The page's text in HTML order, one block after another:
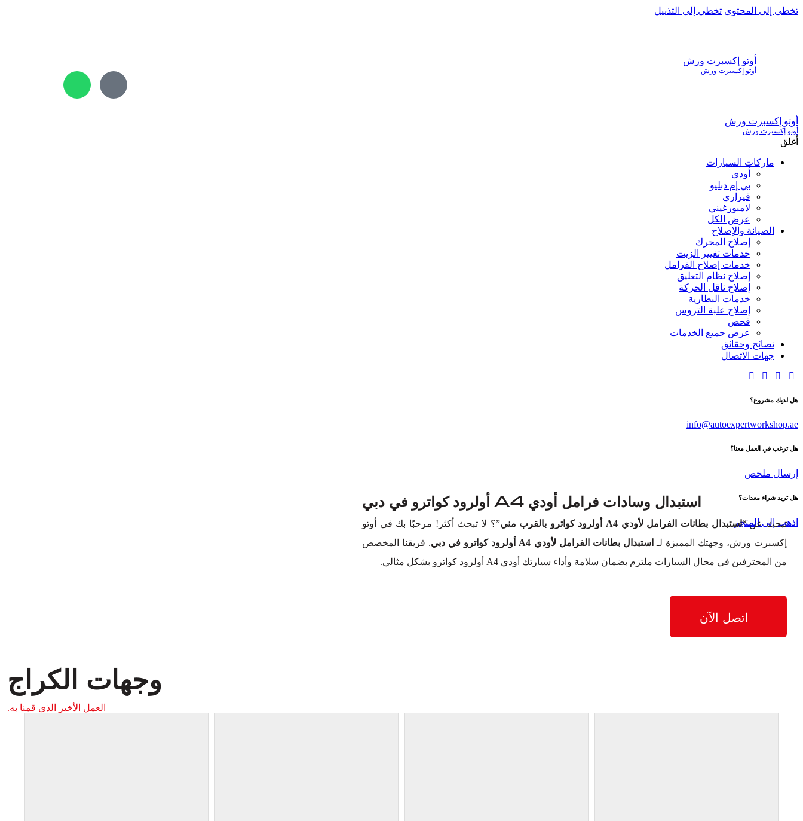
تخطى إلى المحتوى تخطي إلى التذييل
أوتو إكسبرت ورش
أوتو إكسبرت ورش
أوتو إكسبرت ورش
أوتو إكسبرت ورش
أغلق
ماركات السيارات
أودي
بي إم دبليو
فيراري
لامبورغيني
عرض الكل
الصيانة والإصلاح
إصلاح المحرك
خدمات تغيير الزيت
خدمات إصلاح الفرامل
إصلاح نظام التعليق
إصلاح ناقل الحركة
خدمات البطارية
إصلاح علبة التروس
فحص
عرض جميع الخدمات
نصائح وحقائق
جهات الاتصال
هل لديك مشروع؟
info@autoexpertworkshop.ae
هل ترغب في العمل معنا؟
إرسال ملخص
هل تريد شراء معدات؟
اذهب إلى المتجر
استبدال وسادات فرامل أودي A4 أولرود كواترو في دبي
تبحث عن “استبدال بطانات الفرامل لأودي A4 أولرود كواترو بالقرب مني
”؟ لا تبحث أكثر! مرحبًا بك في أوتو
إكسبرت ورش، وجهتك المميزة لـ استبدال بطانات الفرامل لأودي A4 أولرود كواترو في دبي
. فريقنا المخصص
من المحترفين في مجال السيارات ملتزم بضمان سلامة وأداء سيارتك أودي A4 أولرود كواترو بشكل مثالي.
اتصل الآن
وجهات الكراج
العمل الأخير الذي قمنا به.